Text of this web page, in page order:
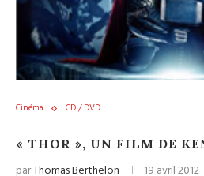
Cinéma CD / DVD
« THOR », UN FILM DE
parThomas Berthelon 19 avril 2012